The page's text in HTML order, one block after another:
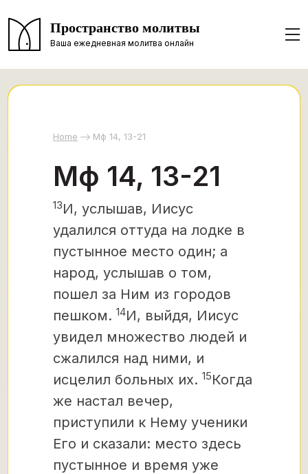
Пространство молитвы
Ваша ежедневная молитва онлайн
Home Мф 14, 13-21
Мф 14, 13-21
13И, услышав, Иисус
удалился оттуда на лодке в
пустынное место один; а
народ, услышав о том,
пошел за Ним из городов
пешком. 14И, выйдя, Иисус
увидел множество людей и
сжалился над ними, и
исцелил больных их. 15Когда
же настал вечер,
приступили к Нему ученики
Его и сказали: место здесь
пустынное и время уже